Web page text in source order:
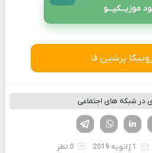
موزیــکیـــو
پرشین فا
در شبکه های اجتماعی
لینکدین تویتر
فیسوک
1 ژانویه 2019 0 نظر